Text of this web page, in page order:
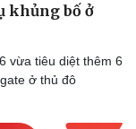
khủng bố ở
vừa tiêu diệt thêm 6
ở thủ đô